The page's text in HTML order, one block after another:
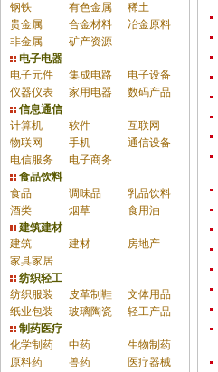
钢铁
有色金属
稀土
贵金属
合金材料
冶金原料
非金属
矿产资源
电子电器
电子元件
集成电路
电子设备
仪器仪表
家用电器
数码产品
信息通信
计算机
软件
互联网
物联网
手机
通信设备
电信服务
电子商务
食品饮料
食品
调味品
乳品饮料
酒类
烟草
食用油
建筑建材
建筑
建材
房地产
家具家居
纺织轻工
纺织服装
皮革制鞋
文体用品
纸业包装
玻璃陶瓷
轻工产品
制药医疗
化学制药
中药
生物制药
原料药
兽药
医疗器械